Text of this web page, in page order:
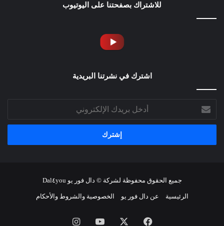
للاشتراك بصفحتنا على اليوتيوب
اشترك في نشرتنا البريدية
بريدك
الإلكتروني
جميع الحقوق محفوظة لشركة © دال فور يو Dal٤you
الرئيسية عن دال فور يو الخصوصية والشروط والأحكام
فيسبوك ‫YouTube